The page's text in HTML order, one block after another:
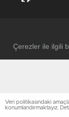
Çerezler ile ilgili
Veri politikasındaki
konumlandırmaktayız.